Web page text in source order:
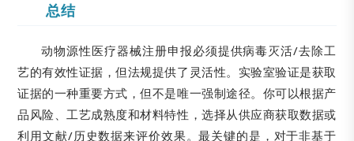
总结
动物源性医疗器械注册申报必须提供病毒灭活/去除工
艺的有效性证据，但法规提供了灵活性。实验室验证是获取
证据的一种重要方式，但不是唯一强制途径。你可以根据产
品风险、工艺成熟度和材料特性，选择从供应商获取数据或
利用文献/历史数据来评价效果。最关键的是，对于非基于